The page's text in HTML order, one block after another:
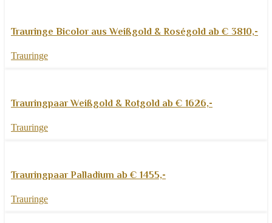
Schnellansicht
Trauringe Bicolor aus Weißgold & Roségold ab € 3810,-
Trauringe
Schnellansicht
Trauringpaar Weißgold & Rotgold ab € 1626,-
Trauringe
Schnellansicht
Trauringpaar Palladium ab € 1455,-
Trauringe